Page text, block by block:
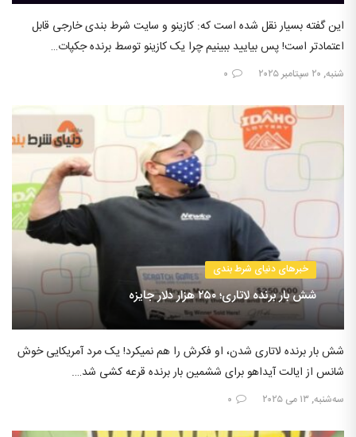
این گفته بسیار نقل شده است که: کازینو و سایت شرط بندی خارجی قابل
اعتمادتر است! پس بیایید ببینیم چرا یک کازینو توسط برنده جکپات…
شنبه, ۲۰ سپتامبر ۲۰۲۵ ۰
خبرهای دنیای شرط بندی
شش بار برنده لاتاری؛ ۲۵۰ هزار دلار جایزه
شش بار برنده لاتاری شدن، او فکرش را هم نمیکرد! یک مرد آمریکایی خوش
شانس از ایالت آیداهو برای ششمین بار برنده قرعه کشی شد….
سه‌شنبه, ۱۳ می ۲۰۲۵ ۰